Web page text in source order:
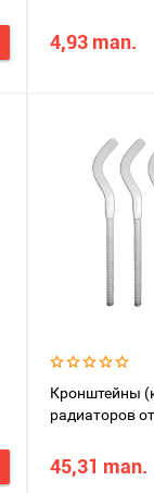
4,93 man.
Кронштейны
радиаторов
45,31 man.